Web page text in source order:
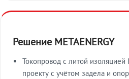
Решение METAENERGY
Токопровод с литой изоляцией
проекту с учётом задела и